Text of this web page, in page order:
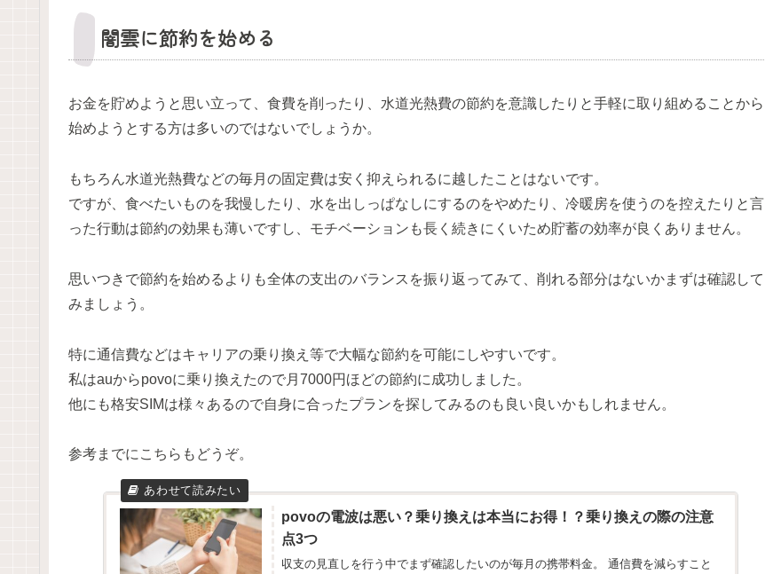
闇雲に節約を始める
お金を貯めようと思い立って、食費を削ったり、水道光熱費の節約を意識したりと手軽に取り組めることから
始めようとする方は多いのではないでしょうか。
もちろん水道光熱費などの毎月の固定費は安く抑えられるに越したことはないです。
ですが、食べたいものを我慢したり、水を出しっぱなしにするのをやめたり、冷暖房を使うのを控えたりと言
った行動は節約の効果も薄いですし、モチベーションも長く続きにくいため貯蓄の効率が良くありません。
思いつきで節約を始めるよりも全体の支出のバランスを振り返ってみて、削れる部分はないかまずは確認して
みましょう。
特に通信費などはキャリアの乗り換え等で大幅な節約を可能にしやすいです。
私はauからpovoに乗り換えたので月7000円ほどの節約に成功しました。
他にも格安SIMは様々あるので自身に合ったプランを探してみるのも良い良いかもしれません。
参考までにこちらもどうぞ。
povoの電波は悪い？乗り換えは本当にお得！？乗り換えの際の注意
点3つ
収支の見直しを行う中でまず確認したいのが毎月の携帯料金。 通信費を減らすこと